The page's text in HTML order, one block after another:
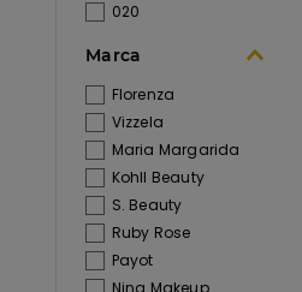
020
03 Lençoís
Maranhenses
030
04
1.0 CLAIR
1.5 Ilha do
Campeche
2.0 BANANA
Tafetta Cacao
Marca
Florenza
Vizzela
Maria Margarida
Kohll Beauty
S. Beauty
Ruby Rose
Payot